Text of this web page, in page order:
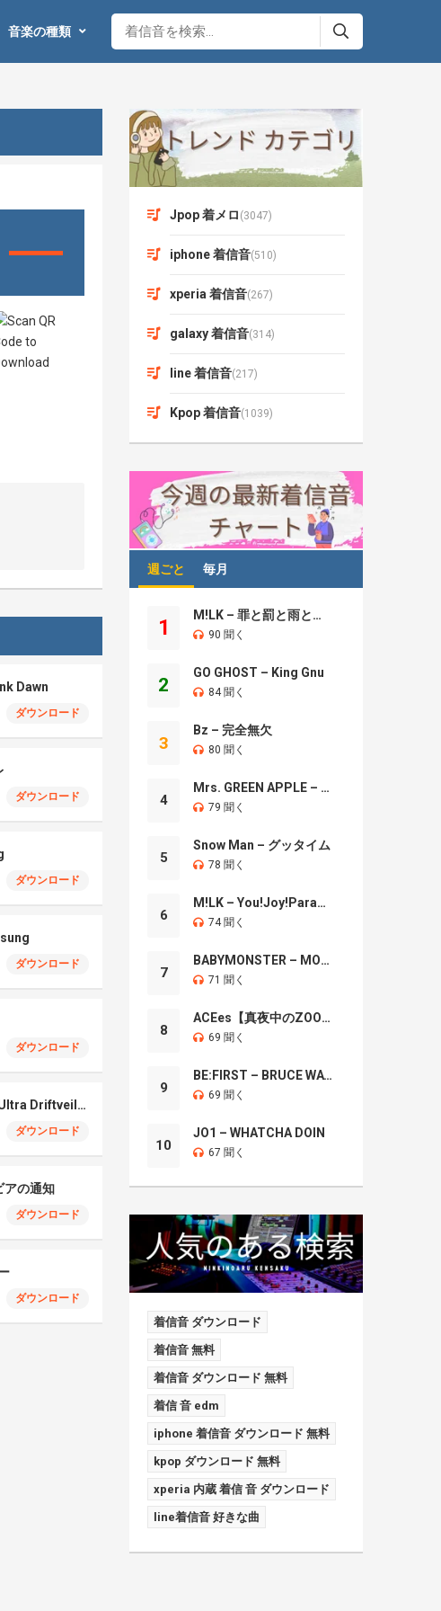
音楽の種類
Dawn
ダウンロード
ダウンロード
ダウンロード
ダウンロード
ダウンロード
Oppo Find X7 Ultra Driftveil Dancing
ダウンロード
アの通知
ダウンロード
ダウンロード
Jpop 着メロ (3047)
iphone 着信音(510)
xperia 着信音(267)
galaxy 着信音(314)
line 着信音(217)
Kpop 着信音(1039)
週ごと 毎月
1
M!LK – 罪と罰と雨とキス
90 聞く
2
GO GHOST – King Gnu
84 聞く
3
Bz – 完全無欠
80 聞く
4
Mrs. GREEN APPLE – Brand New
79 聞く
5
Snow Man – グッタイム
78 聞く
6
M!LK – You!Joy!Parade!
74 聞く
7
BABYMONSTER – MOON
71 聞く
8
ACEes【真夜中のZOO】
69 聞く
9
BE:FIRST – BRUCE WAYNE
69 聞く
10
JO1 – WHATCHA DOIN
67 聞く
着信音 ダウンロード
着信音 無料
着信音 ダウンロード 無料
着信 音 edm
iphone 着信音 ダウンロード 無料
kpop ダウンロード 無料
xperia 内蔵 着信 音 ダウンロード
line着信音 好きな曲